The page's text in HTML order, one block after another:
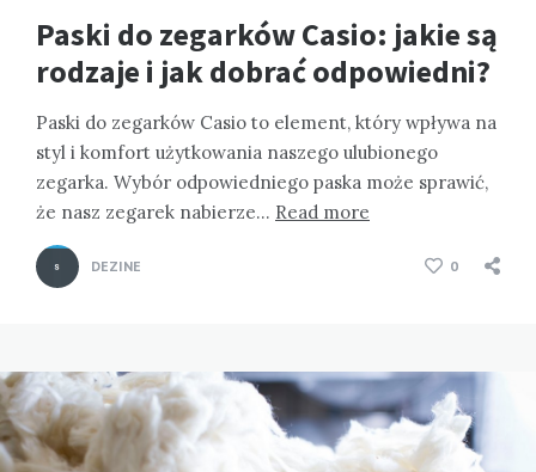
Paski do zegarków Casio: jakie są
rodzaje i jak dobrać odpowiedni?
Paski do zegarków Casio to element, który wpływa na
styl i komfort użytkowania naszego ulubionego
zegarka. Wybór odpowiedniego paska może sprawić,
że nasz zegarek nabierze… Read more
DEZINE 0